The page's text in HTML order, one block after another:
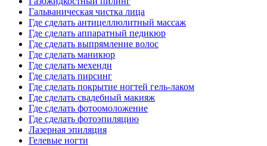
Гальваническая чистка лица
Где сделать антицеллюлитный массаж
Где сделать аппаратный педикюр
Где сделать выпрямление волос
Где сделать маникюр
Где сделать мехенди
Где сделать пирсинг
Где сделать покрытие ногтей гель-лаком
Где сделать свадебный макияж
Где сделать фотоомоложение
Где сделать фотоэпиляцию
Лазерная эпиляция
Гелевые ногти